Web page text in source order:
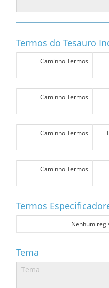
Termos do Tesauro
Caminho Termos
Caminho Termos
Caminho Termos
Caminho Termos
Termos
Nenhum
Tema